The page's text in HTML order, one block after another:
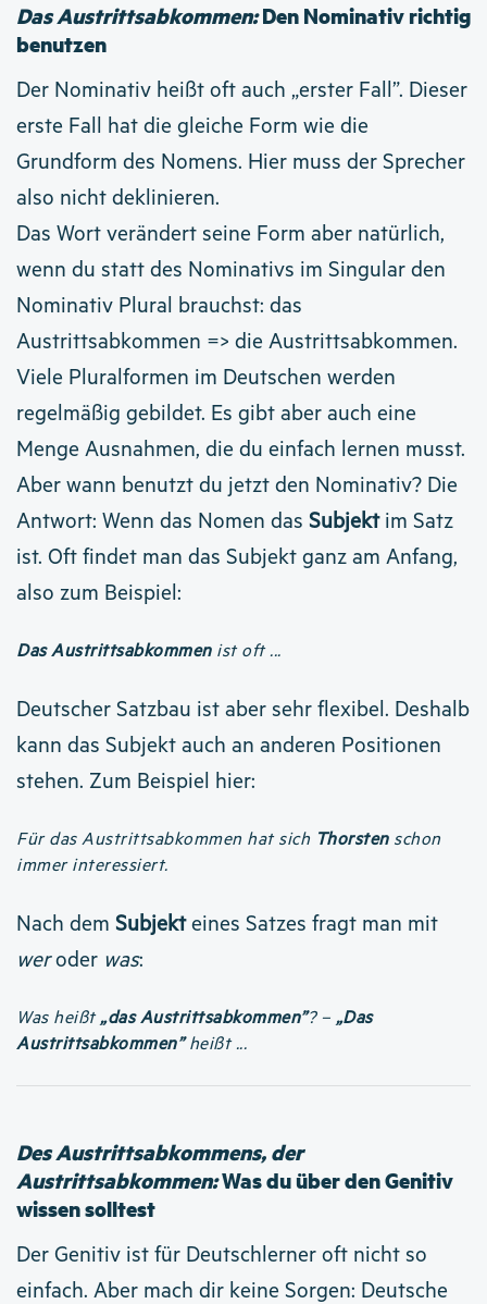
Das Austrittsabkommen:Den Nominativ richtig
benutzen
Der Nominativ heißt oft auch „erster Fall”. Dieser
erste Fall hat die gleiche Form wie die
Grundform des Nomens. Hier muss der Sprecher
also nicht deklinieren.
Das Wort verändert seine Form aber natürlich,
wenn du statt des Nominativs im Singular den
Nominativ Plural brauchst: das
Austrittsabkommen => die Austrittsabkommen.
Viele Pluralformen im Deutschen werden
regelmäßig gebildet. Es gibt aber auch eine
Menge Ausnahmen, die du einfach lernen musst.
Aber wann benutzt du jetzt den Nominativ? Die
Antwort: Wenn das Nomen das Subjektim Satz
ist. Oft findet man das Subjekt ganz am Anfang,
also zum Beispiel:
Das Austrittsabkommenist oft ...
Deutscher Satzbau ist aber sehr flexibel. Deshalb
kann das Subjekt auch an anderen Positionen
stehen. Zum Beispiel hier:
Für das Austrittsabkommen hat sich Thorstenschon
immer interessiert.
Nach dem Subjekteines Satzes fragt man mit
weroder was:
Was heißt„das Austrittsabkommen”? – „Das
Austrittsabkommen”heißt ...
Des Austrittsabkommens, der
Austrittsabkommen:Was du über den Genitiv
wissen solltest
Der Genitiv ist für Deutschlerner oft nicht so
einfach. Aber mach dir keine Sorgen: Deutsche